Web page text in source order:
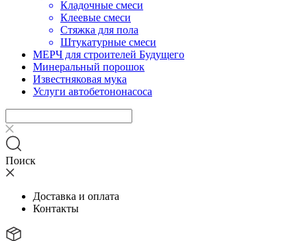
Кладочные смеси
Клеевые смеси
Стяжка для пола
Штукатурные смеси
МЕРЧ для строителей Будущего
Минеральный порошок
Известняковая мука
Услуги автобетононасоса
Поиск
Доставка и оплата
Контакты